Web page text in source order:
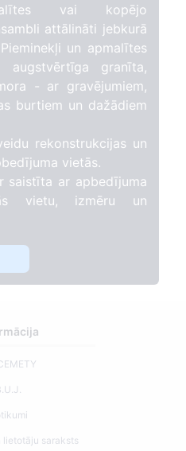
vai kopējo
attālināti jebkurā
un apmalītes
granīta,
- ar gravējumiem,
burtiem un dažādiem
rekonstrukcijas un
vietās.
saistīta ar apbedījuma
vietu, izmēru un
lietotāju saraksts